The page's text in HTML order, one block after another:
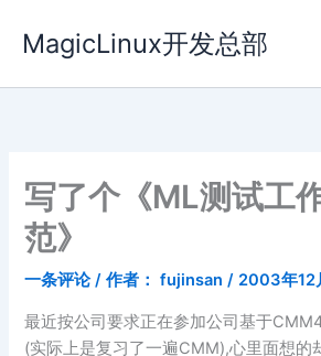
容
MagicLinux开发总部
写了个《ML测试工
范》
一条评论 / 作者： fujinsan/ 2003年12
最近按公司要求正在参加公司基于
(实际上是复习了一遍CMM),心里面想的